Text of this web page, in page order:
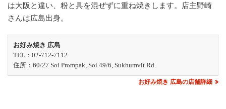
は大阪と違い、粉と具を混ぜずに重ね焼きします。店主野崎
さんは広島出身。
お好み焼き 広島
TEL：02-712-7112
住所：60/27 Soi Prompak, Soi 49/6, Sukhumvit Rd.
お好み焼き 広島の店舗詳細